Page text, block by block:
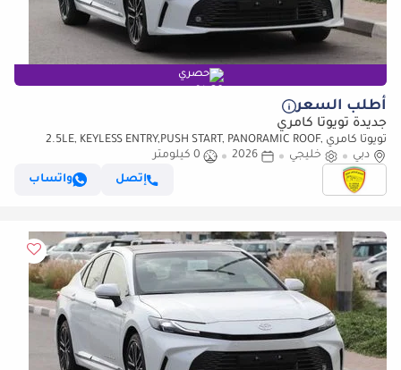
حصري
أطلب السعر
جديدة تويوتا كامري
تويوتا كامري 2.5LE, KEYLESS ENTRY,PUSH START, PANORAMIC ROOF,
ALLOY WHEELS, MODEL 2026
دبي خليجي 2026
0 كيلومتر
إتصل
واتساب